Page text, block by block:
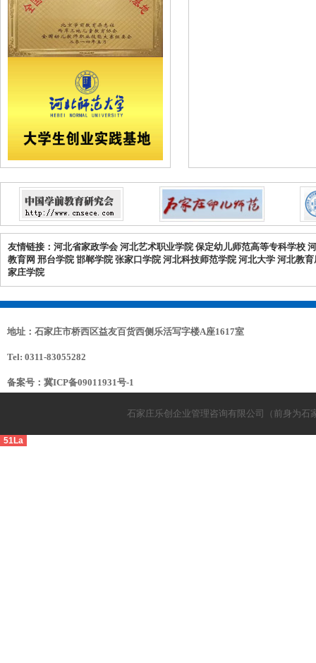
友情链接： 河北省家政学会 河北艺术职业学院 保定幼儿师范高等专科学校
教育网 邢台学院 邯郸学院 张家口学院 河北科技师范学院 河北大学 河北教
家庄学院
地址：石家庄市桥西区益友百货西侧乐活写字楼A座1617室
Tel: 0311-83055282
备案号： 冀ICP备09011931号-1
石家庄乐创企业管理咨询有限公司（前身为
51La